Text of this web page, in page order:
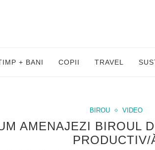
+ BANI COPII TRAVEL
BIROU VIDEO
AMENAJEZI BIROUL
PRODUCTIV/